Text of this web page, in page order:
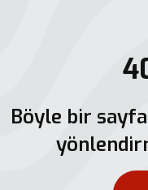
Böyle bir